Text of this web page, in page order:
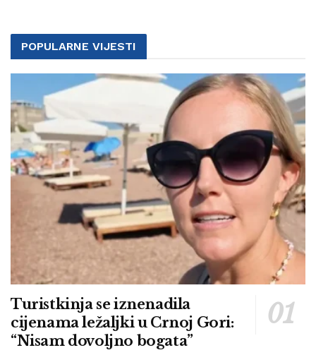
POPULARNE VIJESTI
Turistkinja se iznenadila
cijenama ležaljki u Crnoj Gori:
“Nisam dovoljno bogata”